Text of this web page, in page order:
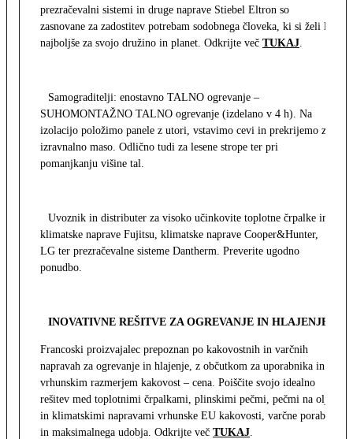
prezračevalni sistemi in druge naprave Stiebel Eltron so
zasnovane za zadostitev potrebam sodobnega človeka, ki si želi le
najboljše za svojo družino in planet. Odkrijte več TUKAJ
Samograditelji: enostavno TALNO ogrevanje –
SUHOMONTAŽNO TALNO ogrevanje (izdelano v 4 h). Na
izolacijo položimo panele z utori, vstavimo cevi in prekrijemo z
izravnalno maso. Odlično tudi za lesene strope ter pri
pomanjkanju višine tal.
Uvoznik in distributer za visoko učinkovite toplotne črpalke in
klimatske naprave Fujitsu, klimatske naprave Cooper&Hunter,
LG ter prezračevalne sisteme Dantherm. Preverite ugodno
ponudbo.
INOVATIVNE REŠITVE ZA OGREVANJE IN HLAJENJE
Francoski proizvajalec prepoznan po kakovostnih in varčnih
napravah za ogrevanje in hlajenje, z občutkom za uporabnika in z
vrhunskim razmerjem kakovost – cena. Poiščite svojo idealno
rešitev med toplotnimi črpalkami, plinskimi pečmi, pečmi na olje
in klimatskimi napravami vrhunske EU kakovosti, varčne porabe
in maksimalnega udobja. Odkrijte več TUKAJ